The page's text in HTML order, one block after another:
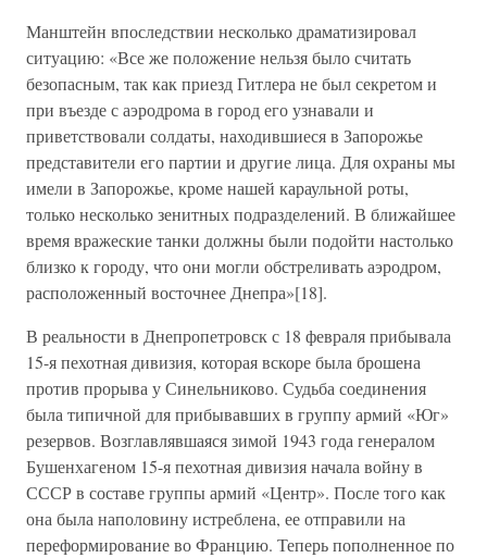
Манштейн впоследствии несколько драматизировал
ситуацию: «Все же положение нельзя было считать
безопасным, так как приезд Гитлера не был секретом и
при въезде с аэродрома в город его узнавали и
приветствовали солдаты, находившиеся в Запорожье
представители его партии и другие лица. Для охраны мы
имели в Запорожье, кроме нашей караульной роты,
только несколько зенитных подразделений. В ближайшее
время вражеские танки должны были подойти настолько
близко к городу, что они могли обстреливать аэродром,
расположенный восточнее Днепра»[18].
В реальности в Днепропетровск с 18 февраля прибывала
15-я пехотная дивизия, которая вскоре была брошена
против прорыва у Синельниково. Судьба соединения
была типичной для прибывавших в группу армий «Юг»
резервов. Возглавлявшаяся зимой 1943 года генералом
Бушенхагеном 15-я пехотная дивизия начала войну в
СССР в составе группы армий «Центр». После того как
она была наполовину истреблена, ее отправили на
переформирование во Францию. Теперь пополненное по